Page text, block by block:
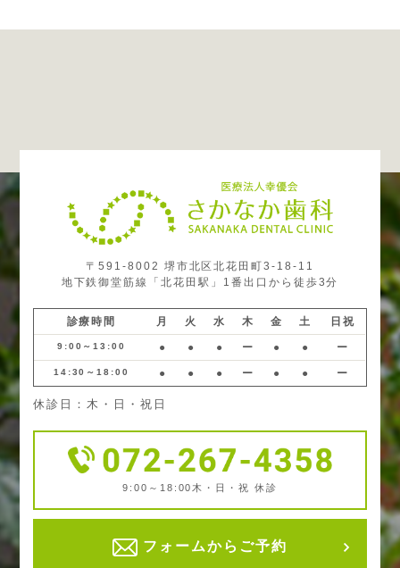
〒591-8002 堺市北区北花田町3-18-11
地下鉄御堂筋線「北花田駅」1番出口から徒歩3分
診療時間 月 火 水 木 金 土 日祝
9:00～13:00 ● ● ● ー ● ● ー
14:30～18:00 ● ● ● ー ● ● ー
休診日：木・日・祝日
9:00～18:00 木・日・祝 休診
フォームからご予約